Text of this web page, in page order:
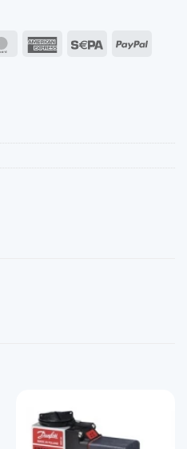
MasterCardAmerican Sepa
PayPal